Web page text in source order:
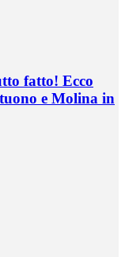
fatto! Ecco
e Molina in